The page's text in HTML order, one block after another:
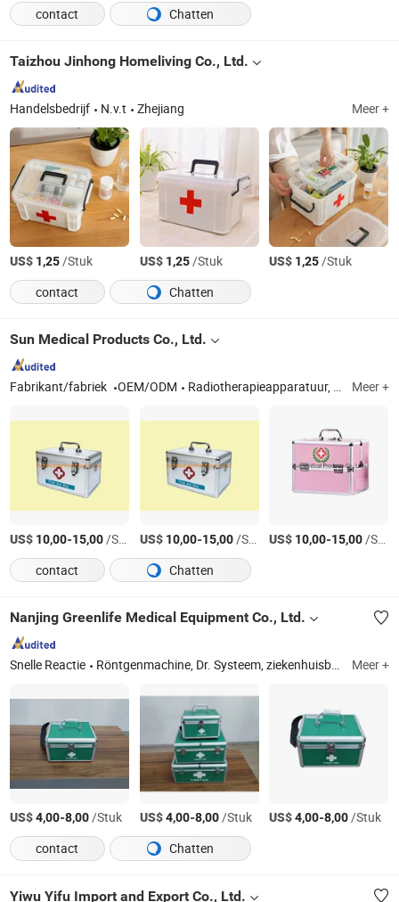
contact
Chatten
Taizhou Jinhong Homeliving Co., Ltd.
Handelsbedrijf N.v.t Zhejiang Meer +
US$ 1,25/Stuk US$ 1,25/Stuk US$ 1,25/Stuk
contact
Chatten
Sun Medical Products Co., Ltd.
Fabrikant/fabriek OEM/ODM Radiotherapieapparatuur, Ergotherapieapparatuur, In-vitro diagnostische reagentia, Medische verbruiksartikelen, Revalidatieproducten, Chirurgische instrumenten, Fitness- en sportuitrusting, Klinische laboratoriuminstrumenten, Ziekenhuismeubilair, Medisch trainingssysteem Meer +
US$ 10,00-15,00/Stuk US$ 10,00-15,00/Stuk US$ 10,00-15,00/Stuk
contact
Chatten
Nanjing Greenlife Medical Equipment Co., Ltd.
Snelle Reactie Röntgenmachine, Dr. Systeem, ziekenhuisbed, babyuitrusting, operatieapparatuur, ziekenhuismeubilair, medische apparatuur, medische wegwerpproducten Meer +
US$4,00-8,00/Stuk US$4,00-8,00/Stuk US$4,00-8,00/Stuk
contact
Chatten
Yiwu Yifu Import and Export Co., Ltd.